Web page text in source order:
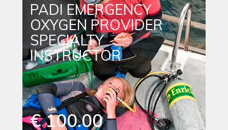
PADI EMERGENCY
OXYGEN PROVIDER
SPECIALTY
INSTRUCTOR
€ 100.00